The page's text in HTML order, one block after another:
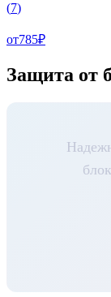
(7)
от785₽
Защита от